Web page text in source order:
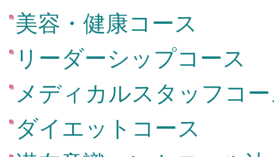
美容・健康コース
リーダーシップコース
メディカルスタッフコ
ダイエットコース